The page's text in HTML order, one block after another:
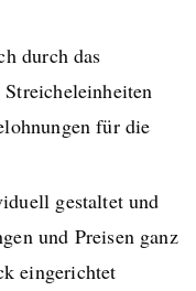
durch das
für die
gestaltet und
und Preisen ganz
eingerichtet